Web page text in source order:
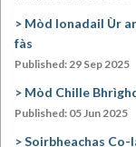
Mòd Ionadail Ùr
fàs
Published: 29 Sep 2025
Mòd Chille
Published: 05 Jun 2025
Soirbheachas